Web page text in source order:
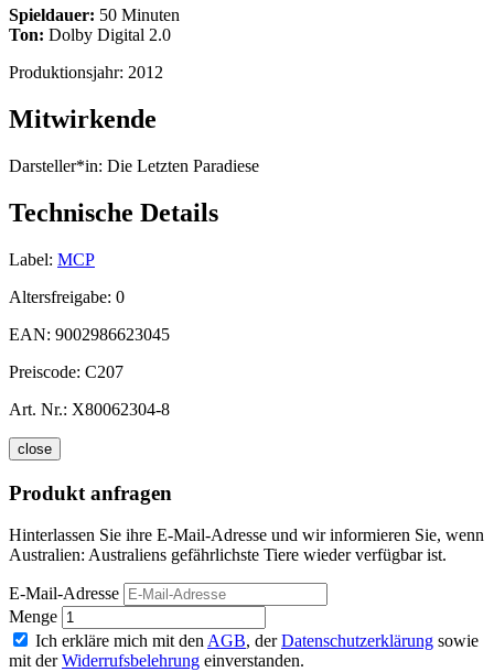
Spieldauer: 50 Minuten
Ton: Dolby Digital 2.0
Produktionsjahr: 2012
Mitwirkende
Darsteller*in: Die Letzten Paradiese
Technische Details
Label: MCP
Altersfreigabe: 0
EAN: 9002986623045
Preiscode: C207
Art. Nr.: X80062304-8
close
Produkt anfragen
Hinterlassen Sie ihre E-Mail-Adresse und wir informieren Sie, wenn
Australien: Australiens gefährlichste Tiere wieder verfügbar ist.
E-Mail-Adresse
Menge
Ich erkläre mich mit den AGB, derDatenschutzerklärung sowie
mit derWiderrufsbelehrung einverstanden.